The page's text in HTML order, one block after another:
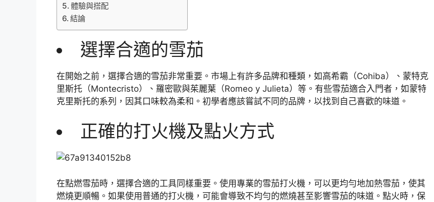
體驗與搭配
結論
選擇合適的雪茄
在開始之前，選擇合適的雪茄非常重要。市場上有許多品牌和種類，如高希霸（Cohiba）、蒙特克
里斯托（Montecristo）、羅密歐與茱麗葉（Romeo y Julieta）等。有些雪茄適合入門者，如蒙特
克里斯托的系列，因其口味較為柔和。初學者應該嘗試不同的品牌，以找到自己喜歡的味道。
正確的打火機及點火方式
在點燃雪茄時，選擇合適的工具同樣重要。使用專業的雪茄打火機，可以更均勻地加熱雪茄，使其
燃燒更順暢。如果使用普通的打火機，可能會導致不均勻的燃燒甚至影響雪茄的味道。點火時，保